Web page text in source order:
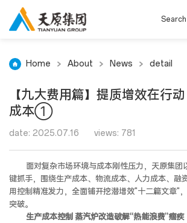
Search
Home About News detail
【九大费用篇】提质增效在行
成本①
date: 2025.07.16 views: 781
面对复杂市场环境与成本刚性压力，天原集团
键抓手，围绕生产成本、物流成本、人力成本、融
用控制精准发力，全面铺开挖潜增效"十二篇文章"
突破。
生产成本控制 蒸汽炉改造破解“热能浪费”痼疾